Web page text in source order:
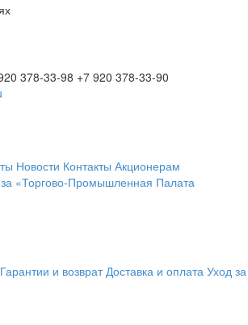
378-33-98 +7 920 378-33-90
Новости Контакты Акционерам
«Торгово-Промышленная Палата
Гарантии и возврат Доставка и оплата Уход за